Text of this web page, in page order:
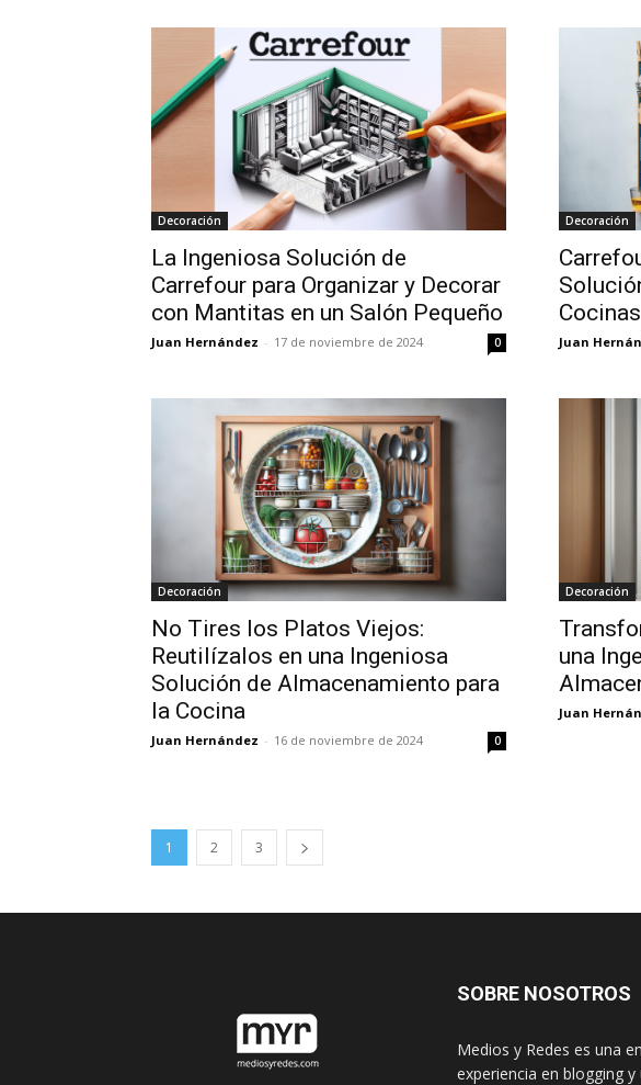
Decoración
La Ingeniosa Solución de
Carrefour para Organizar y Decorar
con Mantitas en un Salón Pequeño
Juan Hernández - 17 de noviembre de 2024 0
Decoración
Juan
Decoración
No Tires los Platos Viejos:
Reutilízalos en una Ingeniosa
Solución de Almacenamiento para
la Cocina
Juan Hernández - 16 de noviembre de 2024 0
Decoración
una
Juan
1 2 3
SOBRE NOSOTROS
Medios y Redes es una
experiencia en blogging